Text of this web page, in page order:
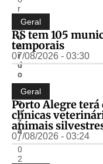
r
E
d
u
a
r
d
o
.
S
o
u
z
a
-
0
2
Geral
RS tem 105
temporais
07/08/2026 - 03:30
Geral
Porto Alegre
clínicas
animais
07/08/2026 - 03:24